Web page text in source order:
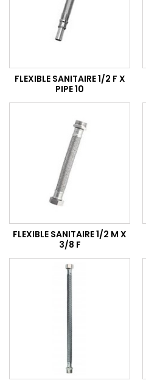
FLEXIBLE SANITAIRE 1/2 F X
PIPE 10
FLEXIBLE SANITAIRE 1/2 M X
3/8 F